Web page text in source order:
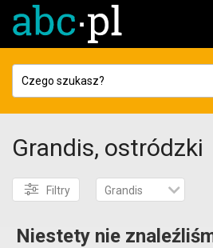
Grandis, ostródzki
Filtry Grandis
Niestety nie